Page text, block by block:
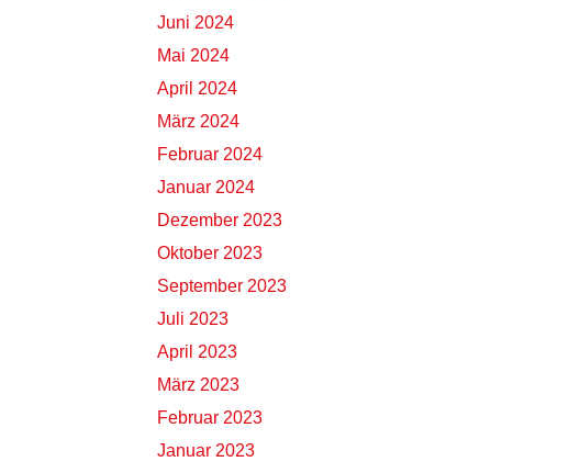
Juni 2024
Mai 2024
April 2024
März 2024
Februar 2024
Januar 2024
Dezember 2023
Oktober 2023
September 2023
Juli 2023
April 2023
März 2023
Februar 2023
Januar 2023